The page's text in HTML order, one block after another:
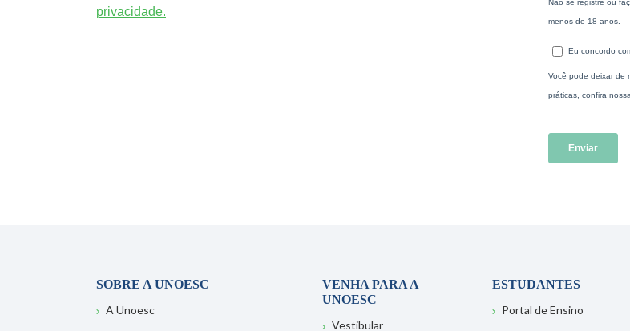
privacidade.
SOBRE A UNOESC
A Unoesc
VENHA PARA A
UNOESC
Vestibular
ESTUDANTES
Portal de Ensino